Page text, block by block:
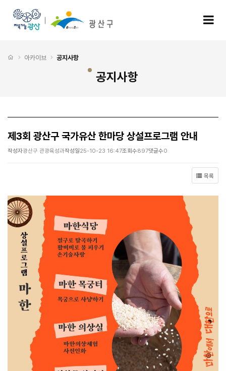
처음으로
아카이브 공지사항
공지사항
제3회 광산구 국가유산 한마당 상설프로그램 안내
작성자광산구 관광육성과작성일25-10-23 16:47조회수897댓글수0
목록